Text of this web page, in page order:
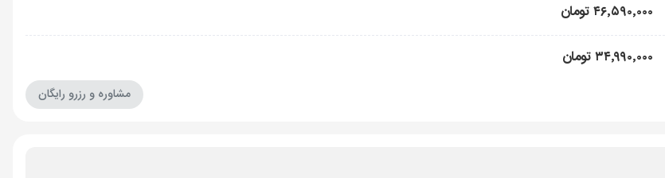
۴۶٬۵۹۰٬۰۰۰ تومان
۳۴٬۹۹۰٬۰۰۰ تومان
مشاوره و رزرو رایگان